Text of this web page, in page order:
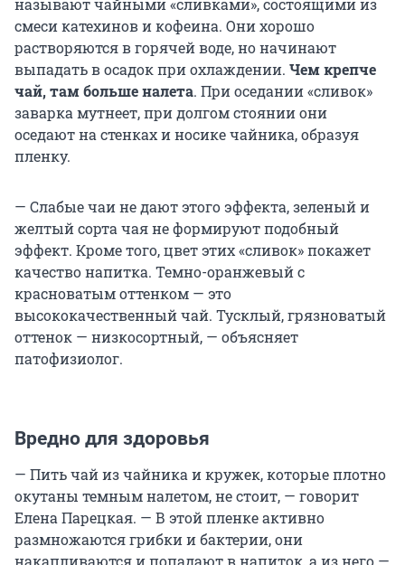
смеси катехинов и кофеина. Они хорошо
растворяются в горячей воде, но начинают
выпадать в осадок при охлаждении. Чем крепче
чай, там больше налета. При оседании «сливок»
заварка мутнеет, при долгом стоянии они
оседают на стенках и носике чайника, образуя
пленку.
— Слабые чаи не дают этого эффекта, зеленый и
желтый сорта чая не формируют подобный
эффект. Кроме того, цвет этих «сливок» покажет
качество напитка. Темно-оранжевый с
красноватым оттенком — это
высококачественный чай. Тусклый, грязноватый
оттенок — низкосортный, — объясняет
патофизиолог.
Вредно для здоровья
— Пить чай из чайника и кружек, которые плотно
окутаны темным налетом, не стоит, — говорит
Елена Парецкая. — В этой пленке активно
размножаются грибки и бактерии, они
накапливаются и попадают в напиток, а из него —